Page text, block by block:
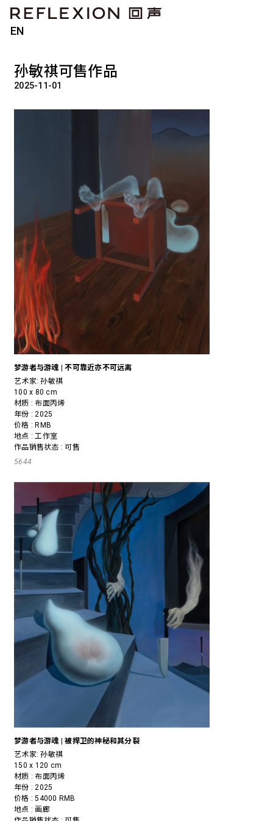
EN
孙敏祺可售作品
2025-11-01
梦游者与游魂 | 不可靠近亦不可远离
艺术家:孙敏祺
100 x 80 cm
材质 : 布面丙烯
年份 : 2025
价格 : RMB
地点 : 工作室
作品销售状态 : 可售
5644
梦游者与游魂 | 被捍卫的神秘和其分裂
艺术家:孙敏祺
150 x 120 cm
材质 : 布面丙烯
年份 : 2025
价格 : 54000 RMB
地点 : 画廊